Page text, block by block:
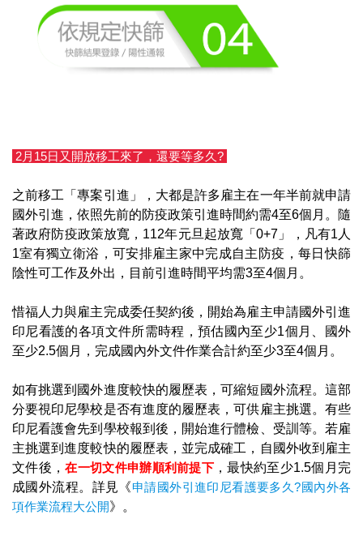
2月15日又開放移工來了，還要等多久?
之前移工「專案引進」，大都是許多雇主在一年半前就申請
國外引進，依照先前的防疫政策引進時間約需4至6個月。隨
著政府防疫政策放寬，112年元旦起放寬「0+7」，凡有1人
1室有獨立衛浴，可安排雇主家中完成自主防疫，每日快篩
陰性可工作及外出，目前引進時間平均需3至4個月。
惜福人力與雇主完成委任契約後，開始為雇主申請國外引進
印尼看護的各項文件所需時程，預估國內至少1個月、國外
至少2.5個月，完成國內外文件作業合計約至少3至4個月。
如有挑選到國外進度較快的履歷表，可縮短國外流程。這部
分要視印尼學校是否有進度的履歷表，可供雇主挑選。有些
印尼看護會先到學校報到後，開始進行體檢、受訓等。若雇
主挑選到進度較快的履歷表，並完成確工，自國外收到雇主
文件後，在一切文件申辦順利前提下 ，最快約至少1.5個月完
成國外流程。詳見《申請國外引進印尼看護要多久?國內外各
項作業流程大公開》。